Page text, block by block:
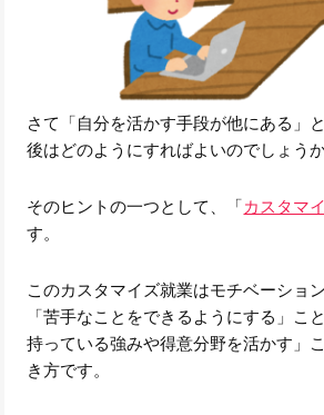
さて「自分を活かす手段が他にある」
後はどのようにすればよいのでしょうか
そのヒントの一つとして、「カスタマ
す。
このカスタマイズ就業はモチベーショ
「苦手なことをできるようにする」こ
持っている強みや得意分野を活かす」
き方です。